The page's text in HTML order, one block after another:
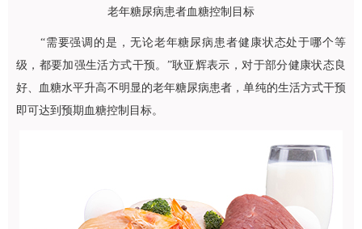
老年糖尿病患者血糖控制目标
“需要强调的是，无论老年糖尿病患者健康状态处于哪个等
级，都要加强生活方式干预。”耿亚辉表示，对于部分健康状态良
好、血糖水平升高不明显的老年糖尿病患者，单纯的生活方式干预
即可达到预期血糖控制目标。